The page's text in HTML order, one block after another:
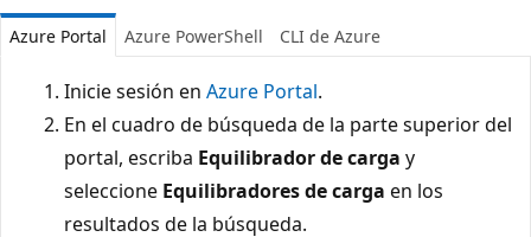
Azure Portal Azure PowerShell CLI de Azure
Inicie sesión en Azure Portal.
En el cuadro de búsqueda de la parte superior del
portal, escriba Equilibrador de carga y
seleccione Equilibradores de carga en los
resultados de la búsqueda.